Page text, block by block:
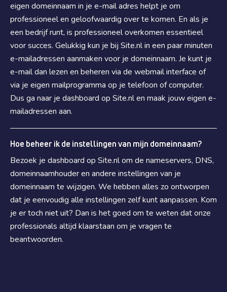
eigen domeinnaam in je e-mail adres helpt je om
professioneel en geloofwaardig over te komen. En als je
een bedrijf runt, is professioneel overkomen essentieel
voor succes. Gelukkig kun je bij Site.nl in een paar minuten
e-mailadressen aanmaken voor je domeinnaam. Je kunt je
e-mail dan lezen en beheren via de webmail interface of
via je eigen mailprogramma op je telefoon of computer.
Dus ga naar je dashboard op Site.nl en maak jouw eigen e-
mailadressen aan.
Hoe beheer ik de instellingen van mijn domeinnaam?
Bezoek je dashboard op Site.nl om de nameservers, DNS,
domeinnaamhouder en andere instellingen van je
domeinnaam te wijzigen. We hebben alles zo ontworpen
dat je eenvoudig alle instellingen zelf kunt aanpassen. Kom
je er toch niet uit? Dan is het goed om te weten dat onze
professionals altijd klaarstaan om je vragen te
beantwoorden.